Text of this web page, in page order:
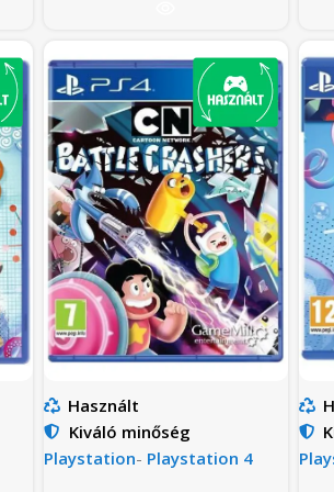
Használt
Kiváló minőség
Playstation- Playstation 4